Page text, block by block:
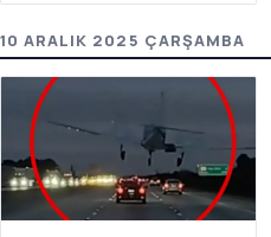
10 ARALIK 2025 ÇARŞAMBA